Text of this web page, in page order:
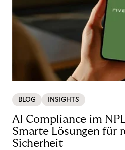
BLOG INSIGHTS
AI Compliance im
Smarte Lösungen für
Sicherheit